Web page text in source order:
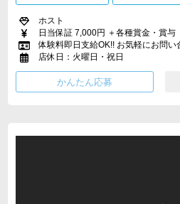
ホスト
日当保証 7,000円 ＋各種賞金・賞与
体験料即日支給OK!! お気軽にお問い
店休日：火曜日・祝日